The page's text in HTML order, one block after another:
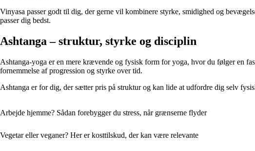
Vinyasa passer godt til dig, der gerne vil kombinere styrke, smidighed og
passer dig bedst.
Ashtanga – struktur, styrke og disciplin
Ashtanga-yoga er en mere krævende og fysisk form for yoga, hvor du følger en
fornemmelse af progression og styrke over tid.
Ashtanga er for dig, der sætter pris på struktur og kan lide at udfordre dig selv
Arbejde hjemme? Sådan forebygger du stress, når grænserne flyder
Vegetar eller veganer? Her er kosttilskud, der kan være relevante